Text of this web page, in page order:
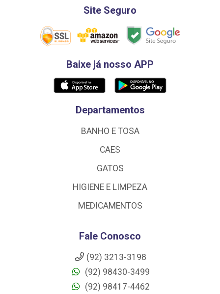
Site Seguro
Baixe já nosso APP
Departamentos
BANHO E TOSA
CAES
GATOS
HIGIENE E LIMPEZA
MEDICAMENTOS
Fale Conosco
(92) 3213-3198
(92) 98430-3499
(92) 98417-4462